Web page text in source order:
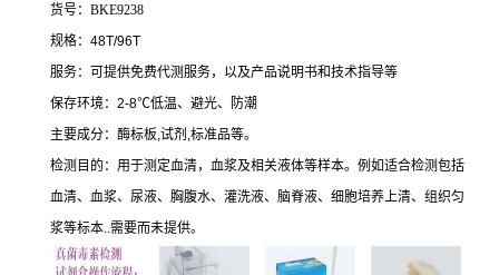
货号： BKE9238
规格： 48T/96T
服务：可提供免费代测服务，以及产品说明书和技术指导等
保存环境： 2-8℃低温、避光、防潮
主要成分：酶标板,试剂 ,标准品等。
检测目的：用于测定血清，血浆及相关液体等样本。例如适合检测包括
血清、血浆、尿液、胸腹水、灌洗液、脑脊液、细胞培养上清、组织匀
浆等标本..需要而未提供。